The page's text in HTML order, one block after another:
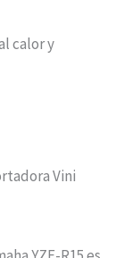
calor y
Vini